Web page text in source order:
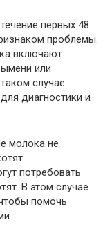
первых 48
проблемы.
включают
или
случае
диагностики и
молока не
потребовать
В этом случае
помочь